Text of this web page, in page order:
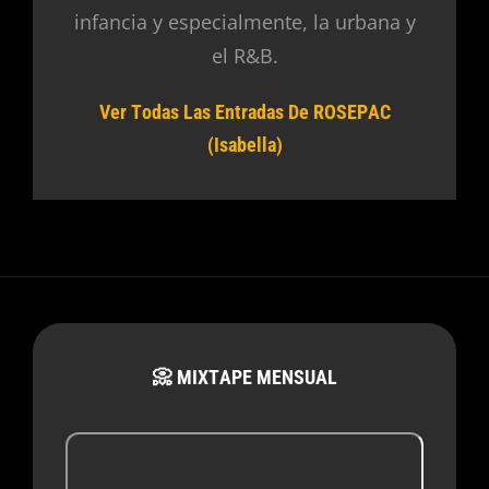
infancia y especialmente, la urbana y
el R&B.
Ver Todas Las Entradas De ROSEPAC
(Isabella)
📀 MIXTAPE MENSUAL